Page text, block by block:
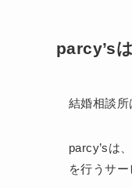
parcy’s
結婚相談所
parcy’sは
を行うサー